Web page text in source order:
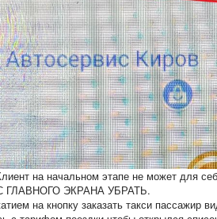
на начальном этапе не может
ЭКРАНА УБРАТЬ.
на кнопку заказать такси